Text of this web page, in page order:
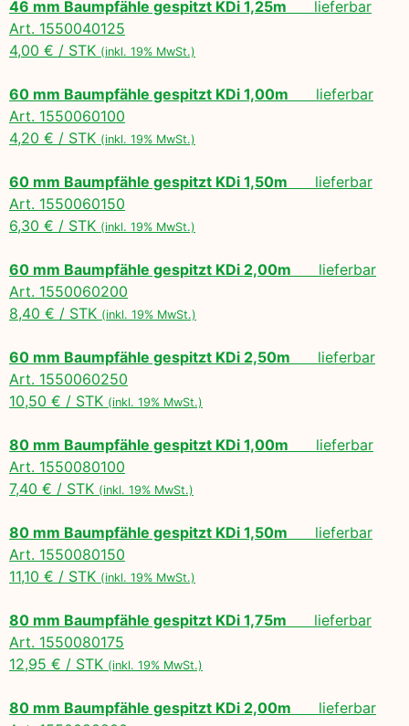
46 mm Baumpfähle gespitzt KDi 1,25m lieferbar
Art. 1550040125
4,00 € / STK (inkl. 19% MwSt.)
60 mm Baumpfähle gespitzt KDi 1,00m lieferbar
Art. 1550060100
4,20 € / STK (inkl. 19% MwSt.)
60 mm Baumpfähle gespitzt KDi 1,50m lieferbar
Art. 1550060150
6,30 € / STK (inkl. 19% MwSt.)
60 mm Baumpfähle gespitzt KDi 2,00m lieferbar
Art. 1550060200
8,40 € / STK (inkl. 19% MwSt.)
60 mm Baumpfähle gespitzt KDi 2,50m lieferbar
Art. 1550060250
10,50 € / STK (inkl. 19% MwSt.)
80 mm Baumpfähle gespitzt KDi 1,00m lieferbar
Art. 1550080100
7,40 € / STK (inkl. 19% MwSt.)
80 mm Baumpfähle gespitzt KDi 1,50m lieferbar
Art. 1550080150
11,10 € / STK (inkl. 19% MwSt.)
80 mm Baumpfähle gespitzt KDi 1,75m lieferbar
Art. 1550080175
12,95 € / STK (inkl. 19% MwSt.)
80 mm Baumpfähle gespitzt KDi 2,00m lieferbar